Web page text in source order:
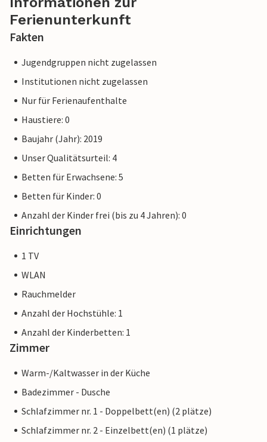
Ferienunterkunft
Fakten
Jugendgruppen nicht zugelassen
Institutionen nicht zugelassen
Nur für Ferienaufenthalte
Haustiere: 0
Baujahr (Jahr): 2019
Unser Qualitätsurteil: 4
Betten für Erwachsene: 5
Betten für Kinder: 0
Anzahl der Kinder frei (bis zu 4 Jahren): 0
Einrichtungen
1 TV
WLAN
Rauchmelder
Anzahl der Hochstühle: 1
Anzahl der Kinderbetten: 1
Zimmer
Warm-/Kaltwasser in der Küche
Badezimmer - Dusche
Schlafzimmer nr. 1 - Doppelbett(en) (2 plätze)
Schlafzimmer nr. 2 - Einzelbett(en) (1 plätze)